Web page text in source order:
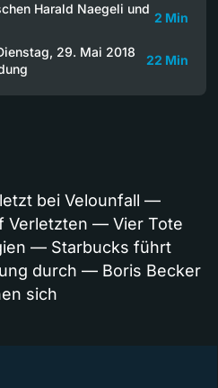
Harald Naegeli und
2 Min
29. Mai 2018
22 Min
bei Velounfall —
Verletzten — Vier Tote
— Starbucks führt
durch — Boris Becker
sich